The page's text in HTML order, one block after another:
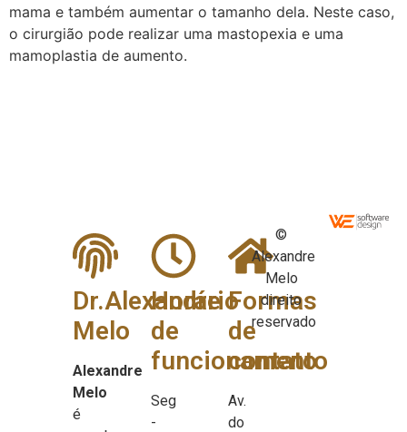
mama e também aumentar o tamanho dela. Neste caso,
o cirurgião pode realizar uma mastopexia e uma
mamoplastia de aumento.
Dr.Alexandre
Melo
Alexandre
Melo
é
Horário
de
funcionamento
Seg
-
Formas
de
contato
Av.
do
©
Alexandre
Melo
direito
reservado